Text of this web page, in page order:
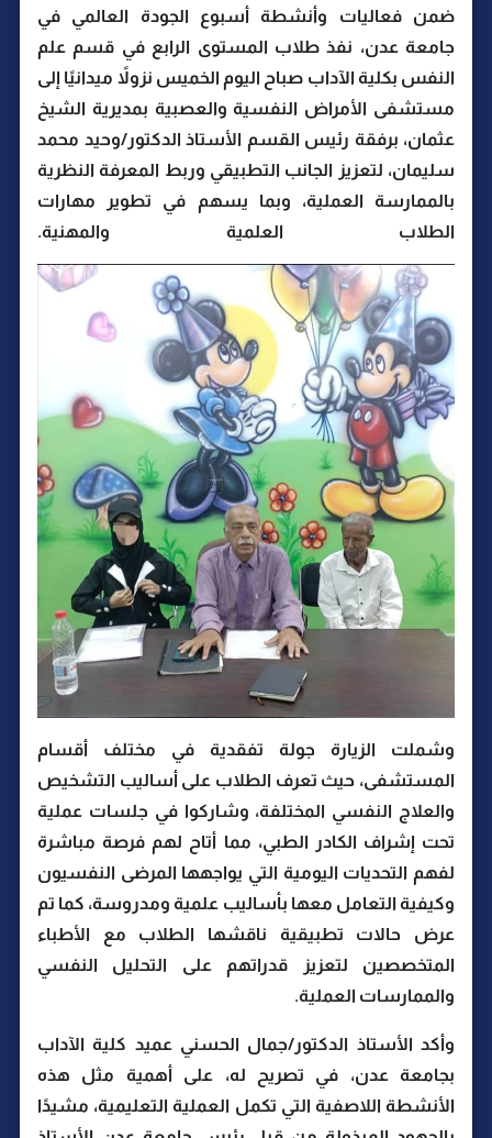
ضمن فعاليات وأنشطة أسبوع الجودة العالمي في
جامعة عدن، نفذ طلاب المستوى الرابع في قسم علم
النفس بكلية الآداب صباح اليوم الخميس نزولاً ميدانيًا إلى
مستشفى الأمراض النفسية والعصبية بمديرية الشيخ
عثمان، برفقة رئيس القسم الأستاذ الدكتور/وحيد محمد
سليمان، لتعزيز الجانب التطبيقي وربط المعرفة النظرية
بالممارسة العملية، وبما يسهم في تطوير مهارات
الطلاب العلمية والمهنية.
وشملت الزيارة جولة تفقدية في مختلف أقسام
المستشفى، حيث تعرف الطلاب على أساليب التشخيص
والعلاج النفسي المختلفة، وشاركوا في جلسات عملية
تحت إشراف الكادر الطبي، مما أتاح لهم فرصة مباشرة
لفهم التحديات اليومية التي يواجهها المرضى النفسيون
وكيفية التعامل معها بأساليب علمية ومدروسة، كما تم
عرض حالات تطبيقية ناقشها الطلاب مع الأطباء
المتخصصين لتعزيز قدراتهم على التحليل النفسي
والممارسات العملية.
وأكد الأستاذ الدكتور/جمال الحسني عميد كلية الآداب
بجامعة عدن، في تصريح له، على أهمية مثل هذه
الأنشطة اللاصفية التي تكمل العملية التعليمية، مشيدًا